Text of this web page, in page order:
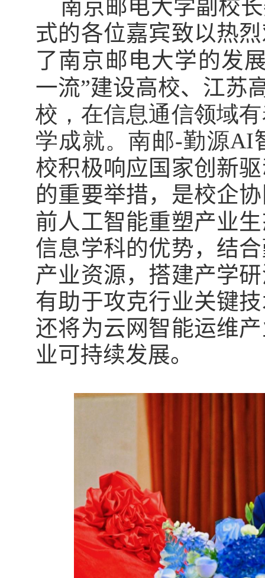
南京邮电大学副校
式的各位嘉宾致以热
了南京邮电大学的发
一流”建设高校、江苏
校，在信息通信领域
学成就。南邮-勤源AI
校积极响应国家创新
的重要举措， 是校企
前人工智能重塑产业
信息学科的优势，结
产业资源，搭建产学
有助于攻克行业关键
还将为云网智能运维
业可持续发展。